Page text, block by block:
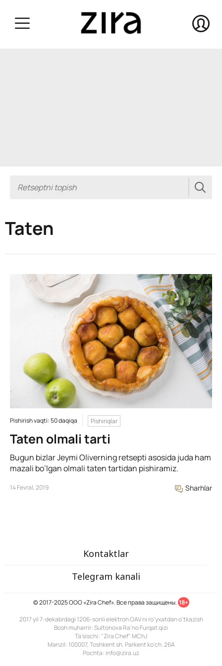
Taten
Pishirish vaqti: 50 daqiqa Pishiriqlar
Taten olmali tarti
Bugun bizlar Jeymi Oliverning retsepti asosida juda ham
mazali bo’lgan olmali taten tartidan pishiramiz.
14 Fevral, 2019 Sharhlar
Kontaktlar
Telegram kanali
© 2017-2025 ООО «Zira Chef». Все права защищены. 18+
2017 yil 7-dekabrdagi 1206-sonli elektron OAV ni ro'yxatdan o'tkazish
Bosh muharrir: Sultonova Ra’no Furqat qizi
Ta'sischi: "Zira Chef" MChJ
Manzil: 100007, Toshkent sh. Parkent ko'ch. 26A
Pochta: info@zira.uz